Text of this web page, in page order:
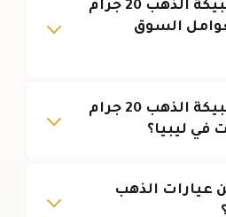
كيف يتأثر سعر سبيكة الذهب 20 جرام
بعوامل السوق
هل يمكن شراء سبيكة الذهب 20 جرام
عيارات الذهب